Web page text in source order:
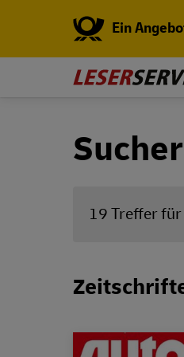
Ein
19 Treffer